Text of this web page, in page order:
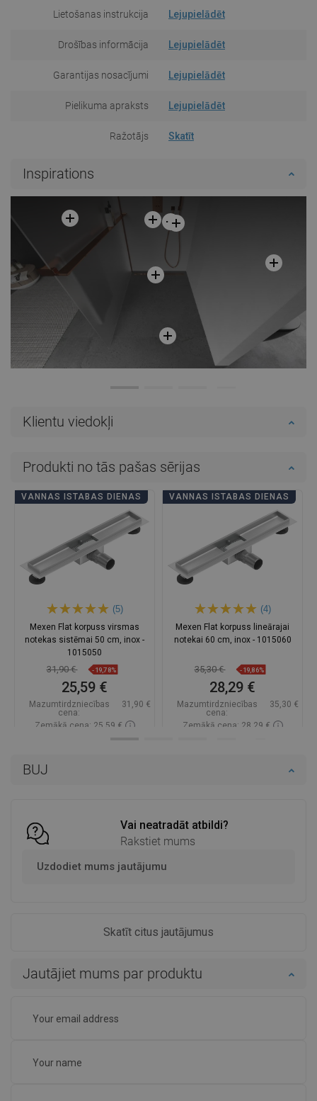
Lietošanas instrukcija Lejupielādēt
Drošības informācija Lejupielādēt
Garantijas nosacījumi Lejupielādēt
Pielikuma apraksts Lejupielādēt
Ražotājs Skatīt
Inspirations
BUJ
Vai neatradāt atbildi?
Rakstiet mums
Uzdodiet mums jautājumu
Skatīt citus jautājumus
Klientu viedokļi
Jautājiet mums par produktu
Produkti no tās pašas sērijas
VANNAS ISTABAS DIENAS
(5)
Mexen Flat korpuss virsmas
notekas sistēmai 50 cm, inox -
1015050
31,90 € -19,78%
25,59 €
Mazumtirdzniecības
cena:
31,90 €
Zemākā cena: 25,59 €
VANNAS ISTABAS DIENAS
(4)
Mexen Flat korpuss lineārajai
notekai 60 cm, inox - 1015060
35,30 € -19,86%
28,29 €
Mazumtirdzniecības
cena:
35,30 €
Zemākā cena: 28,29 €